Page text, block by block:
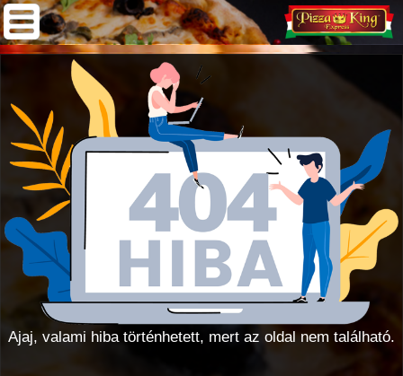
Ajaj, valami hiba történhetett, mert az oldal nem található.